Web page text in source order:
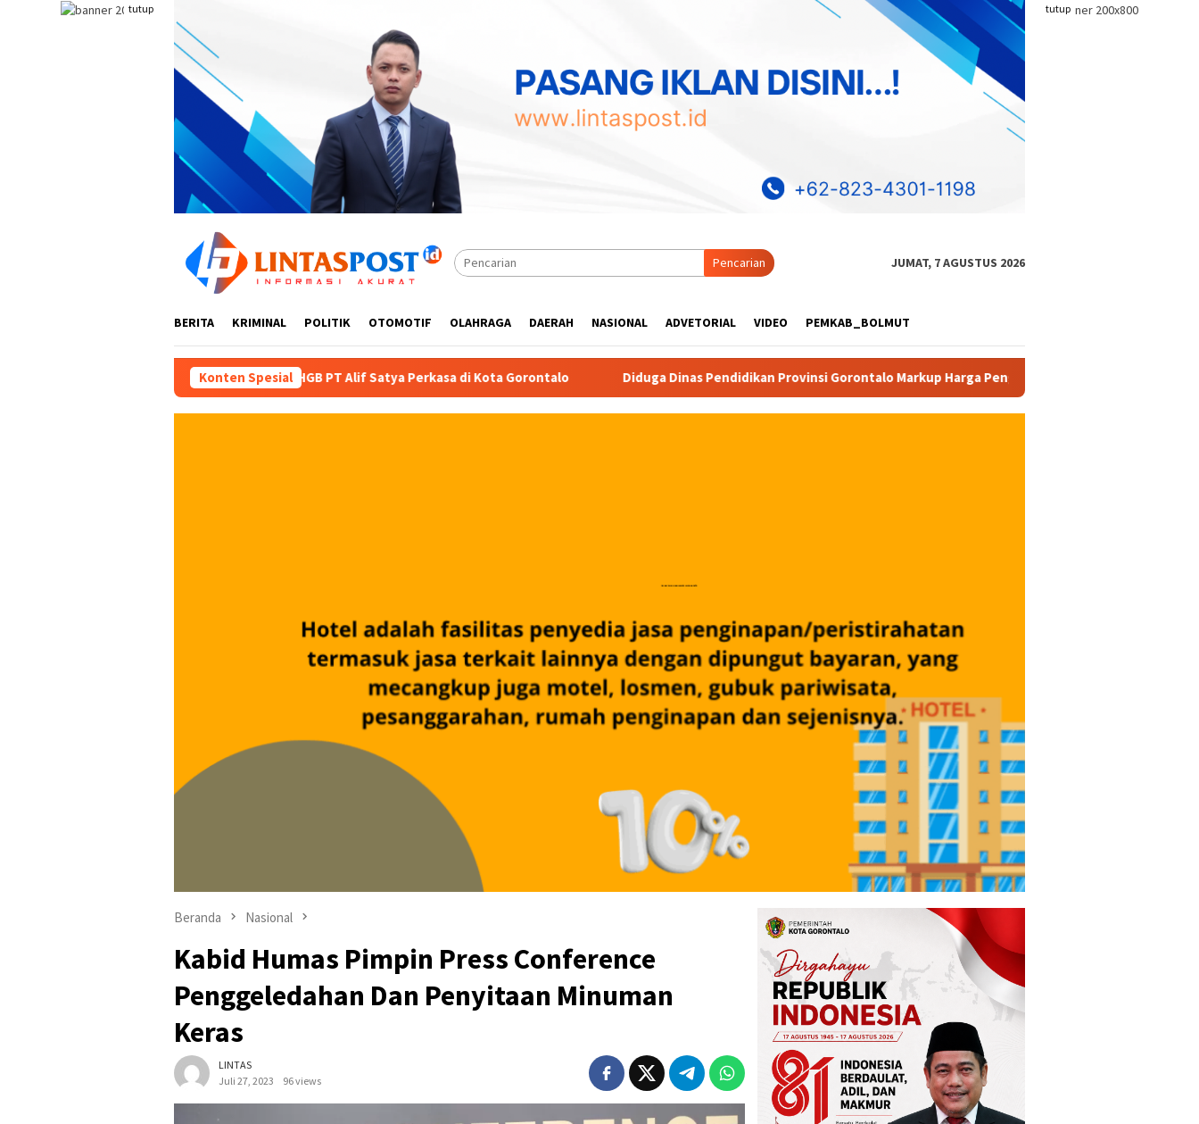
tutup tutup
Pencarian JUMAT, 7 AGUSTUS 2026
BERITA KRIMINAL POLITIK OTOMOTIF OLAHRAGA DAERAH NASIONAL ADVETORIAL VIDEO PEMKAB_BOLMUT
Konten Spesial
Penerbitan HGB PT Alif Satya Perkasa di Kota Gorontalo Diduga Dinas Pendidikan Provinsi Gorontalo Markup Harga Pengadaan Alat Studio Diduga Akan Perkuat Aktivitas
Beranda Nasional
Kabid Humas Pimpin Press Conference
Penggeledahan Dan Penyitaan Minuman
Keras
LINTAS
Juli 27, 2023
96 views